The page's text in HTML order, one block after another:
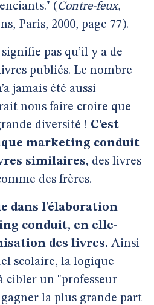
( Contre-feux,
Paris, 2000, page 77).
pas qu’il y a de
publiés. Le nombre
jamais été aussi
nous faire croire que
diversité ! C’est
marketing conduit
similaires, des livres
des frères.
dans l’élaboration
conduit, en elle-
des livres. Ainsi
scolaire, la logique
cibler un "professeur-
la plus grande part